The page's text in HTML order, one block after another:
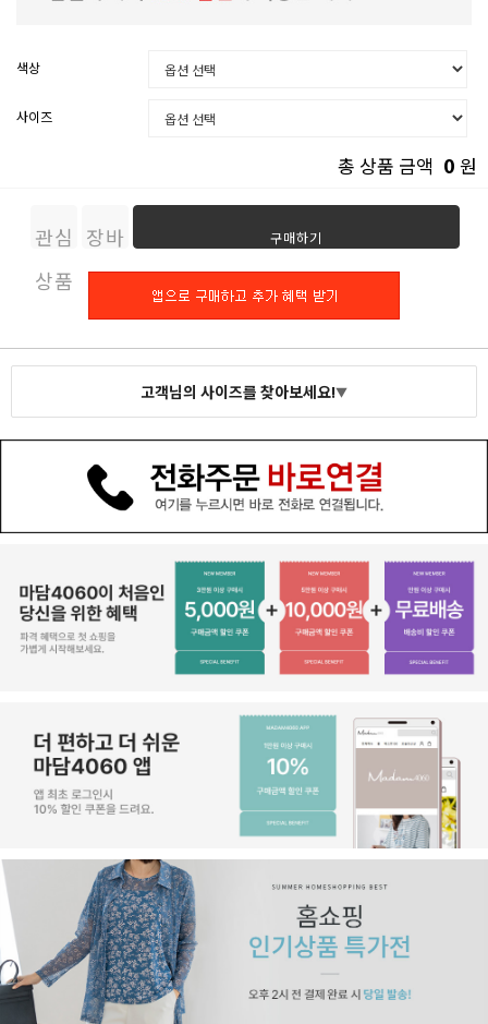
색상
사이즈
총 상품 금액 0 원
관심
상품
장바
구니
구매하기
고객님의 사이즈를 찾아보세요!▼